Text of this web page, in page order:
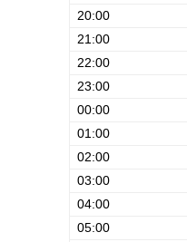
20:00
21:00
22:00
23:00
00:00
01:00
02:00
03:00
04:00
05:00